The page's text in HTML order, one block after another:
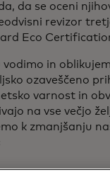
da se oceni
revizor
Eco
in
ozaveščeno
varnost in
na vse večjo
k zmanjšanju